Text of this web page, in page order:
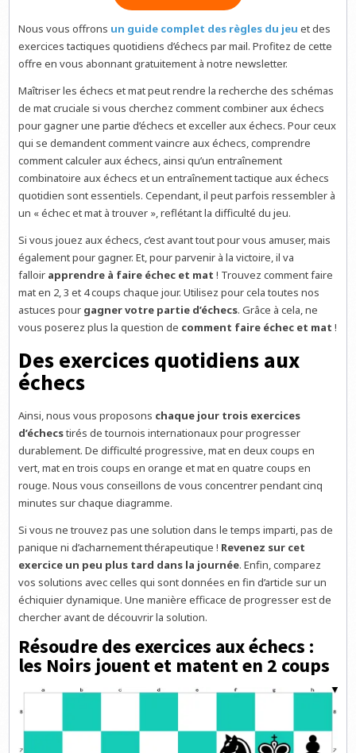
Nous vous offrons un guide complet des règles du jeu et des
exercices tactiques quotidiens d’échecs par mail. Profitez de cette
offre en vous abonnant gratuitement à notre newsletter.
Maîtriser les échecs et mat peut rendre la recherche des schémas
de mat cruciale si vous cherchez comment combiner aux échecs
pour gagner une partie d’échecs et exceller aux échecs. Pour ceux
qui se demandent comment vaincre aux échecs, comprendre
comment calculer aux échecs, ainsi qu’un entraînement
combinatoire aux échecs et un entraînement tactique aux échecs
quotidien sont essentiels. Cependant, il peut parfois ressembler à
un « échec et mat à trouver », reflétant la difficulté du jeu.
Si vous jouez aux échecs, c’est avant tout pour vous amuser, mais
également pour gagner. Et, pour parvenir à la victoire, il va
falloir apprendre à faire échec et mat ! Trouvez comment faire
mat en 2, 3 et 4 coups chaque jour. Utilisez pour cela toutes nos
astuces pour gagner votre partie d’échecs. Grâce à cela, ne
vous poserez plus la question de comment faire échec et mat !
Des exercices quotidiens aux
échecs
Ainsi, nous vous proposons chaque jour trois exercices
d’échecstirés de tournois internationaux pour progresser
durablement. De difficulté progressive, mat en deux coups en
vert, mat en trois coups en orange et mat en quatre coups en
rouge. Nous vous conseillons de vous concentrer pendant cinq
minutes sur chaque diagramme.
Si vous ne trouvez pas une solution dans le temps imparti, pas de
panique ni d’acharnement thérapeutique ! Revenez sur cet
exercice un peu plus tard dans la journée. Enfin, comparez
vos solutions avec celles qui sont données en fin d’article sur un
échiquier dynamique. Une manière efficace de progresser est de
chercher avant de découvrir la solution.
Résoudre des exercices aux échecs :
les Noirs jouent et matent en 2 coups